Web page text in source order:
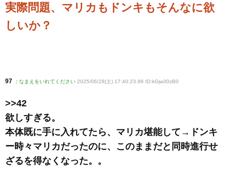
実際問題、マリカもドンキもそんなに欲
しいか？
97 : なまえをいれてください 2025/06/28(土) 17:40:23.86 ID:kGjw30zB0
>>42
欲しすぎる。
本体既に手に入れてたら、マリカ堪能して→ドンキ
ー時々マリカだったのに、このままだと同時進行せ
ざるを得なくなった。。